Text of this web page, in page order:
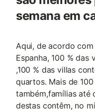
semana em
Aqui, de acordo
Espanha, 100 %
,100 % das villas
quartos. Mais de
também,famílias até
destas contêm, no